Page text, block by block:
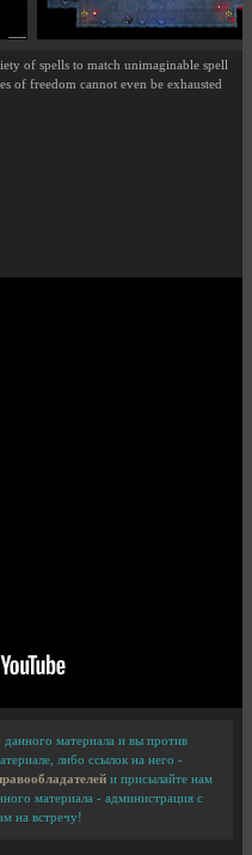
of spells to match unimaginable spell
of freedom cannot even be exhausted
данного материала и вы против
либо ссылок на него -
и присылайте нам
материала - администрация с
на встречу!